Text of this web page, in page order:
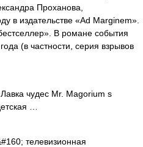
Проханова,
в издательстве «Ad Marginem».
В романе события
(в частности, серия взрывов
чудес Mr. Magorium s
…
телевизионная